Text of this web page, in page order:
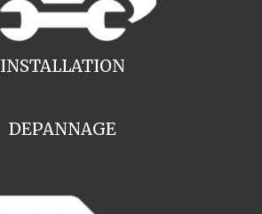
INSTALLATION
DEPANNAGE